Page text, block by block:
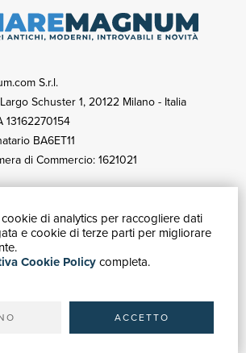
di analytics per raccogliere dati
e cookie di terze parti per migliorare
Cookie Policycompleta.
ACCETTO
S.r.l.
Schuster 1, 20122 Milano - Italia
13162270154
BA6ET11
di Commercio: 1621021
GUIDA ACQUISTI
Catalogo
Ricerca avanzata
Spedizioni